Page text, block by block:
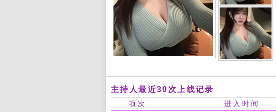
主持人最近30次上线记录
项 次 进 入 时 间